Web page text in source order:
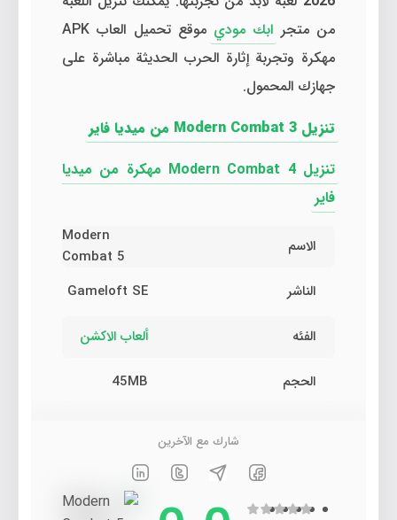
من متجر ابك مودي
موقع تحميل العاب APK
مهكرة وتجربة إثارة الحرب الحديثة مباشرة على
جهازك المحمول.
تنزيل Modern Combat 3 من ميديا فاير
تنزيل Modern Combat 4 مهكرة من ميديا
فاير
الاسم
Modern
Combat 5
الناشر
Gameloft SE
الفئه ألعاب الاكشن
الحجم 45MB
شارك مع الآخرين